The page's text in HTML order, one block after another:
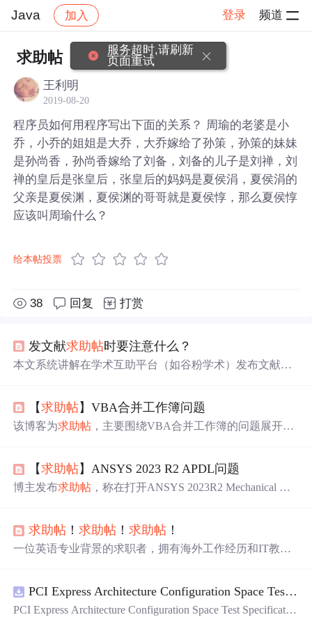
Java 加入 登录 频道
社区 Java 帖子详情
求助帖
王利明
2019-08-20
程序员如何用程序写出下面的关系？ 周瑜的老婆是小
乔，小乔的姐姐是大乔，大乔嫁给了孙策，孙策的妹妹
是孙尚香，孙尚香嫁给了刘备，刘备的儿子是刘禅，刘
禅的皇后是张皇后，张皇后的妈妈是夏侯涓，夏侯涓的
父亲是夏侯渊，夏侯渊的哥哥就是夏侯惇，那么夏侯惇
应该叫周瑜什么？
给本帖投票
38 回复 打赏
发文献求助帖时要注意什么？
本文系统讲解在学术互助平台（如谷粉学术）发布文献求
文献类型等关键信息以支持AI应助；平台AI应助依赖信息
完整性，响应可快至分钟级；发帖后须及时下载（15天有
核心。
【求助帖】VBA合并工作簿问题
该博客为求助帖 ，主要围绕VBA合并工作簿的问题展开，
【求助帖】ANSYS 2023 R2 APDL问题
博主发布求助帖 ，称在打开ANSYS 2023R2 Mechanical AP
助。求助帖 ！求助帖 ！求助帖 ！
一位英语专业背景的求职者，拥有海外工作经历和IT教培
接受培训学习，寻求行业专家指导。
PCI Express Architecture Configuration Space Test Specification Revision 5.0, Version 1.0 (CB).pdf
PCI Express Architecture Configuration Space Test Specificatio
服务超时,请刷新
页面重试